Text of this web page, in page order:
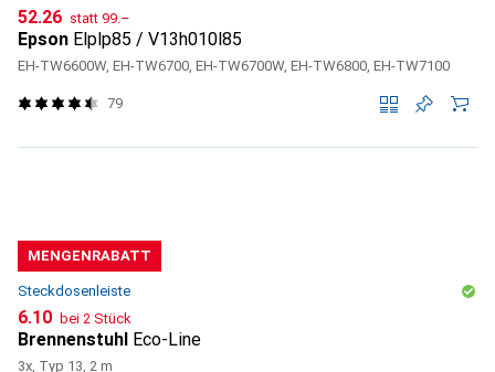
CHF
52.26 statt CHF
99.–
Epson Elplp85 / V13h010l85
EH-TW6600W, EH-TW6700, EH-TW6700W, EH-TW6800, EH-TW7100
79
MENGENRABATT
Steckdosenleiste
CHF
6.10 bei 2 Stück
Brennenstuhl Eco-Line
3x, Typ 13, 2 m